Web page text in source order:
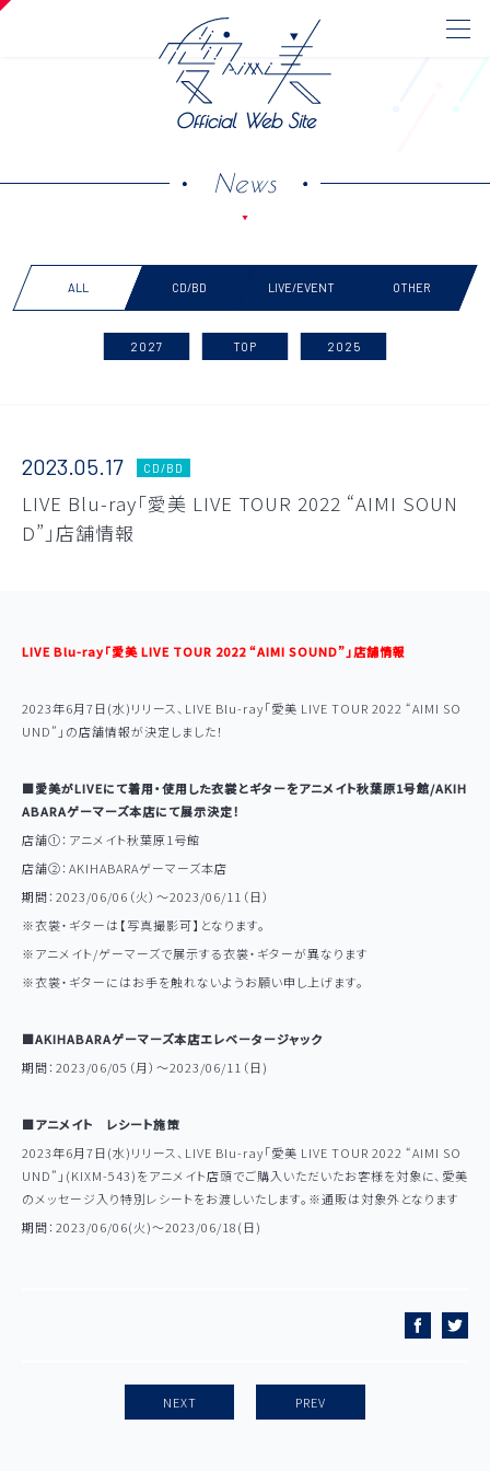
Official Web Site
Discography
Live/Event
Profile
Aimi Note
Link
News
ALL CD/BD LIVE/EVENT OTHER
2027 TOP 2025
2023.05.17 CD/BD
LIVE Blu-ray「愛美 LIVE TOUR 2022 “AIMI SOUN
D”」店舗情報
LIVE Blu-ray「愛美 LIVE TOUR 2022 “AIMI SOUND”」店舗情報
2023年6月7日(水)リリース、LIVE Blu-ray「愛美 LIVE TOUR 2022 “AIMI SO
UND”」の店舗情報が決定しました！
■愛美がLIVEにて着用・使用した衣裳とギターをアニメイト秋葉原1号館/AKIH
ABARAゲーマーズ本店にて展示決定！
店舗①：アニメイト秋葉原1号館
店舗②：AKIHABARAゲーマーズ本店
期間：2023/06/06（火）～2023/06/11（日）
※衣裳・ギターは【写真撮影可】となります。
※アニメイト/ゲーマーズで展示する衣裳・ギターが異なります
※衣裳・ギターにはお手を触れないようお願い申し上げます。
■AKIHABARAゲーマーズ本店エレベータージャック
期間：2023/06/05（月）～2023/06/11（日)
■アニメイト レシート施策
2023年6月7日(水)リリース、LIVE Blu-ray「愛美 LIVE TOUR 2022 “AIMI SO
UND”」(KIXM-543)をアニメイト店頭でご購入いただいたお客様を対象に、愛美
のメッセージ入り特別レシートをお渡しいたします。※通販は対象外となります
期間：2023/06/06(火)～2023/06/18(日)
NEXT PREV